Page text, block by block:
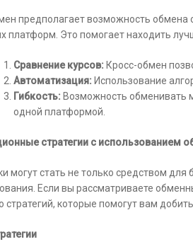
предполагает возможность обмена
платформ. Это помогает находить
Сравнение курсов: Кросс-обмен
Автоматизация: Использование
Гибкость: Возможность обменивать
одной платформой.
стратегии с использованием
могут стать не только средством
Если вы рассматриваете
стратегий, которые помогут вам